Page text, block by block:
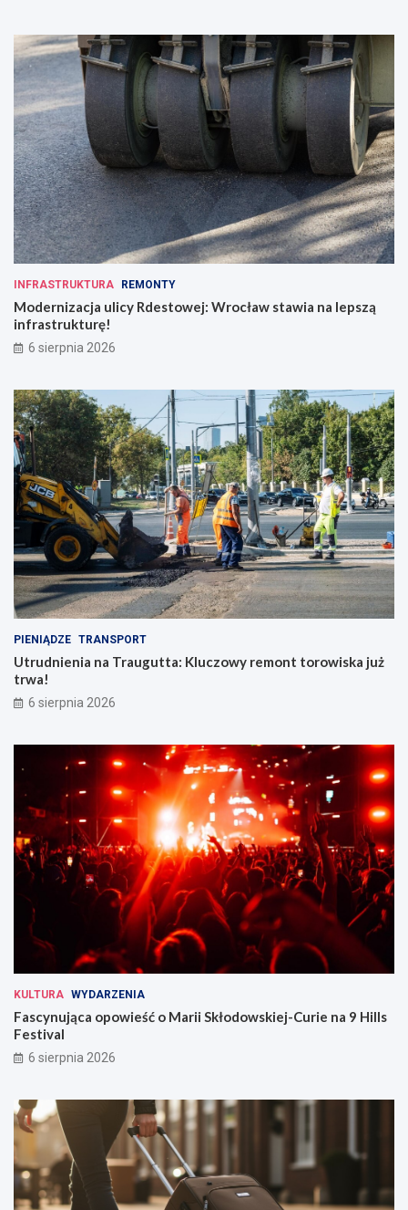
o
d
z
e
n
n
o
ś
c
i
INFRASTRUKTURA REMONTY
Modernizacja ulicy Rdestowej: Wrocław stawia na lepszą
infrastrukturę!
6 sierpnia 2026
PIENIĄDZE TRANSPORT
Utrudnienia na Traugutta: Kluczowy remont torowiska już
trwa!
6 sierpnia 2026
KULTURA WYDARZENIA
Fascynująca opowieść o Marii Skłodowskiej-Curie na 9 Hills
Festival
6 sierpnia 2026